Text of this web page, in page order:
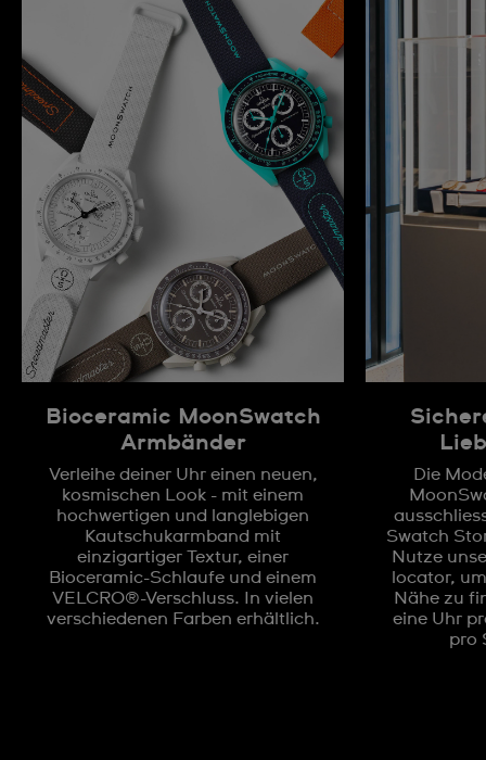
Bioceramic MoonSwatch
Armbänder
Verleihe deiner Uhr einen neuen,
kosmischen Look - mit einem
hochwertigen und langlebigen
Kautschukarmband mit
einzigartiger Textur, einer
Bioceramic-Schlaufe und einem
VELCRO®-Verschluss. In vielen
verschiedenen Farben erhältlich.
Die
Swatch
Nutze
locator,
Nähe zu
eine Uhr
pro